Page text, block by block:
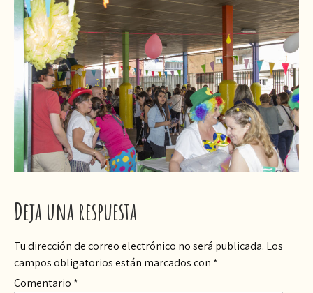
Deja una respuesta
Tu dirección de correo electrónico no será publicada. Los
campos obligatorios están marcados con *
Comentario *